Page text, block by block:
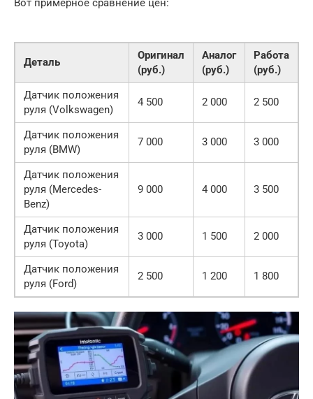
Деталь
Оригинал
(руб.)
Аналог
(руб.)
Работа
(руб.)
Датчик положения
руля (Volkswagen)
4 500 2 000 2 500
Датчик положения
руля (BMW)
7 000 3 000 3 000
Датчик положения
руля (Mercedes-
Benz)
9 000 4 000 3 500
Датчик положения
руля (Toyota)
3 000 1 500 2 000
Датчик положения
руля (Ford)
2 500 1 200 1 800